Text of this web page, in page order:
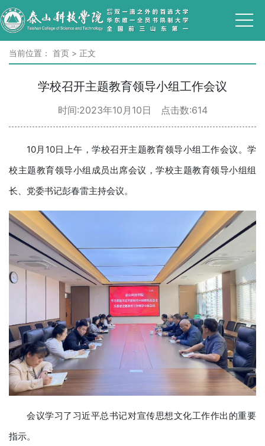
当前位置： 首页 > 正文
学校召开主题教育领导小组工作会议
时间:2023年10月10日 点击数:614
10月10日上午，学校召开主题教育领导小组工作会议。学
校主题教育领导小组成员出席会议，学校主题教育领导小组组
长、党委书记彭春雷主持会议。
会议学习了习近平总书记对宣传思想文化工作作出的重要
指示。